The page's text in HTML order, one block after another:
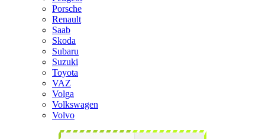
Porsche
Renault
Saab
Skoda
Subaru
Suzuki
Toyota
VAZ
Volga
Volkswagen
Volvo